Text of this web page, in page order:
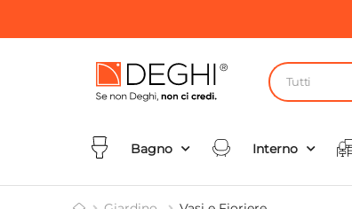
Tutti
Bagno Interno